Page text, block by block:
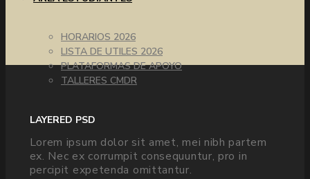
HORARIOS 2026
LISTA DE UTILES 2026
PLATAFORMAS DE APOYO
TALLERES CMDR
LAYERED PSD
Lorem ipsum dolor sit amet, mei nibh partem
ex. Nec ex corrumpit consequuntur, pro in
percipit expetenda omittantur.